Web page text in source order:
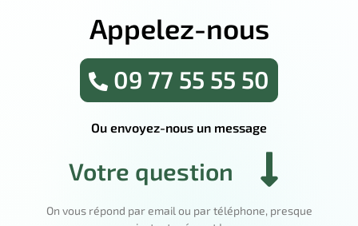
Appelez-nous
09 77 55 55 50
Ou envoyez-nous un message
Votre question
On vous répond par email ou par téléphone, presque